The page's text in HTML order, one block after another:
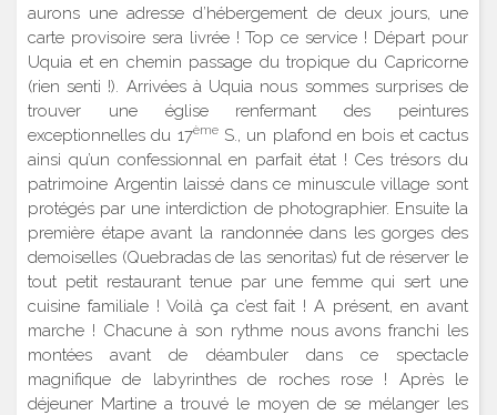
aurons une adresse d’hébergement de deux jours, une
carte provisoire sera livrée ! Top ce service ! Départ pour
Uquia et en chemin passage du tropique du Capricorne
(rien senti !). Arrivées à Uquia nous sommes surprises de
trouver une église renfermant des peintures
exceptionnelles du 17èmeS., un plafond en bois et cactus
ainsi qu’un confessionnal en parfait état ! Ces trésors du
patrimoine Argentin laissé dans ce minuscule village sont
protégés par une interdiction de photographier. Ensuite la
première étape avant la randonnée dans les gorges des
demoiselles (Quebradas de las senoritas) fut de réserver le
tout petit restaurant tenue par une femme qui sert une
cuisine familiale ! Voilà ça c’est fait ! A présent, en avant
marche ! Chacune à son rythme nous avons franchi les
montées avant de déambuler dans ce spectacle
magnifique de labyrinthes de roches rose ! Après le
déjeuner Martine a trouvé le moyen de se mélanger les